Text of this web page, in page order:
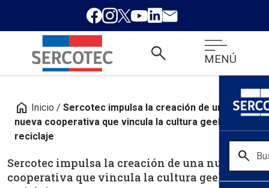
search MENÚ
search
home Inicio / Sercotec impulsa la creación de una
nueva cooperativa que vincula la cultura geek con el
reciclaje
Sercotec impulsa la creación de una nueva
cooperativa que vincula la cultura geek con el